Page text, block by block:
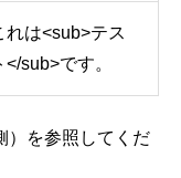
れは<sub>テス
</sub>です。
）を参照してくだ